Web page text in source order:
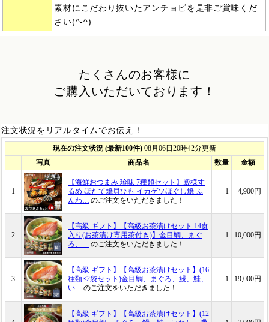
素材にこだわり抜いたアンチョビを是非ご賞味くだ
さい(^-^)
たくさんのお客様に
ご購入いただいております！
注文状況をリアルタイムでお伝え！